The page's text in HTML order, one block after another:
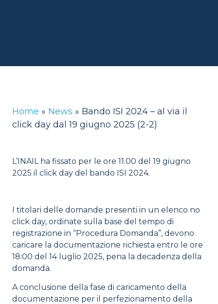
Home » News » Bando ISI 2024 – al via il
click day dal 19 giugno 2025 (2-2)
L’INAIL ha fissato per le ore 11.00 del 19 giugno
2025 il click day del bando ISI 2024.
I titolari delle domande presenti in un elenco no
click day, ordinate sulla base del tempo di
registrazione in “Procedura Domanda”, devono
caricare la documentazione richiesta entro le ore
18:00 del 14 luglio 2025, pena la decadenza della
domanda.
A conclusione della fase di caricamento della
documentazione per il perfezionamento della